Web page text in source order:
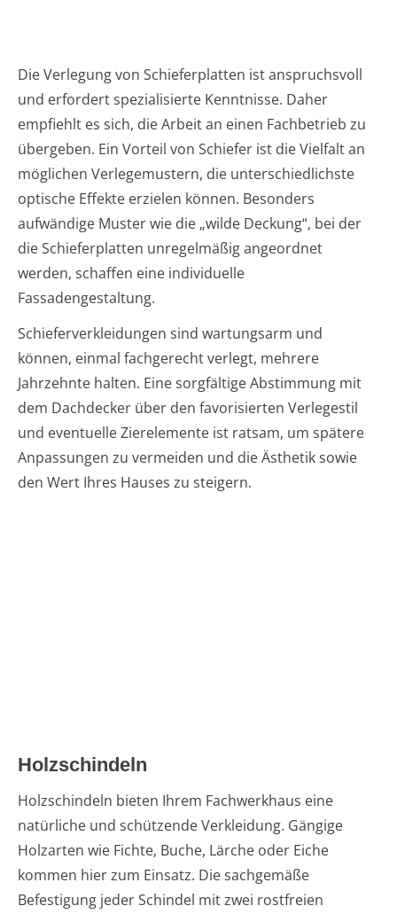
Die Verlegung von Schieferplatten ist anspruchsvoll
und erfordert spezialisierte Kenntnisse. Daher
empfiehlt es sich, die Arbeit an einen Fachbetrieb zu
übergeben. Ein Vorteil von Schiefer ist die Vielfalt an
möglichen Verlegemustern, die unterschiedlichste
optische Effekte erzielen können. Besonders
aufwändige Muster wie die „wilde Deckung“, bei der
die Schieferplatten unregelmäßig angeordnet
werden, schaffen eine individuelle
Fassadengestaltung.
Schieferverkleidungen sind wartungsarm und
können, einmal fachgerecht verlegt, mehrere
Jahrzehnte halten. Eine sorgfältige Abstimmung mit
dem Dachdecker über den favorisierten Verlegestil
und eventuelle Zierelemente ist ratsam, um spätere
Anpassungen zu vermeiden und die Ästhetik sowie
den Wert Ihres Hauses zu steigern.
Holzschindeln
Holzschindeln bieten Ihrem Fachwerkhaus eine
natürliche und schützende Verkleidung. Gängige
Holzarten wie Fichte, Buche, Lärche oder Eiche
kommen hier zum Einsatz. Die sachgemäße
Befestigung jeder Schindel mit zwei rostfreien